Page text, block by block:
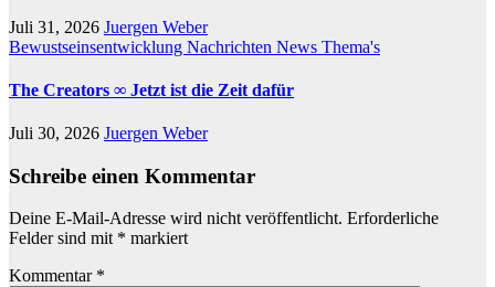
Juli 31, 2026 Juergen Weber
Bewustseinsentwicklung Nachrichten News Thema's
The Creators ∞ Jetzt ist die Zeit dafür
Juli 30, 2026 Juergen Weber
Schreibe einen Kommentar
Deine E-Mail-Adresse wird nicht veröffentlicht. Erforderliche
Felder sind mit * markiert
Kommentar *